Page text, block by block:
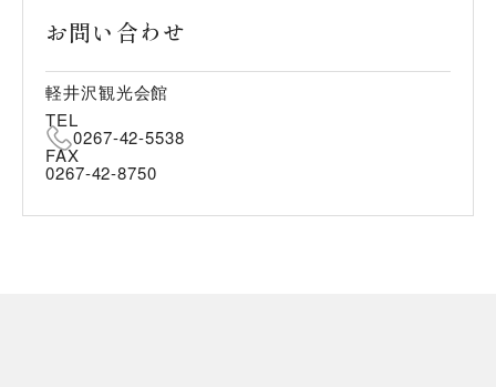
お問い合わせ
軽井沢観光会館
TEL
0267-42-5538
FAX
0267-42-8750